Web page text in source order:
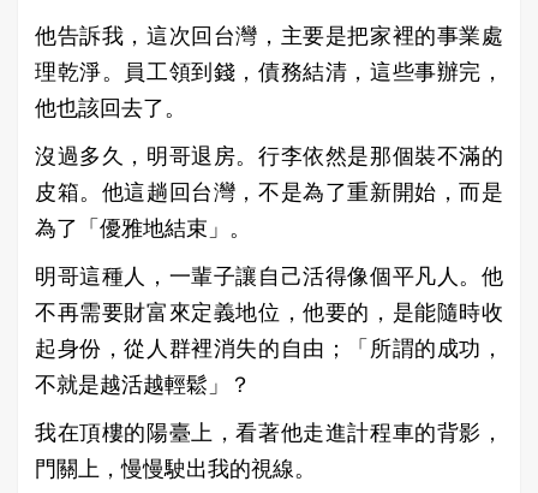
他告訴我，這次回台灣，主要是把家裡的事業處
理乾淨。員工領到錢，債務結清，這些事辦完，
他也該回去了。
沒過多久，明哥退房。行李依然是那個裝不滿的
皮箱。他這趟回台灣，不是為了重新開始，而是
為了「優雅地結束」。
明哥這種人，一輩子讓自己活得像個平凡人。他
不再需要財富來定義地位，他要的，是能隨時收
起身份，從人群裡消失的自由；「所謂的成功，
不就是越活越輕鬆」？
我在頂樓的陽臺上，看著他走進計程車的背影，
門關上，慢慢駛出我的視線。